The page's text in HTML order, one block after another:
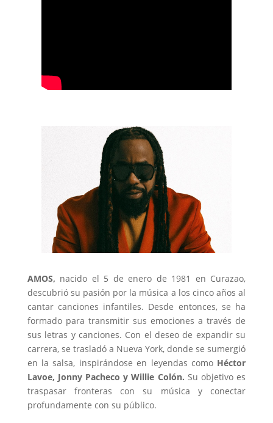
AMOS, nacido el 5 de enero de 1981 en Curazao,
descubrió su pasión por la música a los cinco años al
cantar canciones infantiles. Desde entonces, se ha
formado para transmitir sus emociones a través de
sus letras y canciones. Con el deseo de expandir su
carrera, se trasladó a Nueva York, donde se sumergió
en la salsa, inspirándose en leyendas como Héctor
Lavoe, Jonny Pacheco y Willie Colón. Su objetivo es
traspasar fronteras con su música y conectar
profundamente con su público.